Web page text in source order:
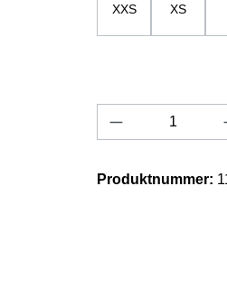
XXS XS
Produkt
Produktnummer: